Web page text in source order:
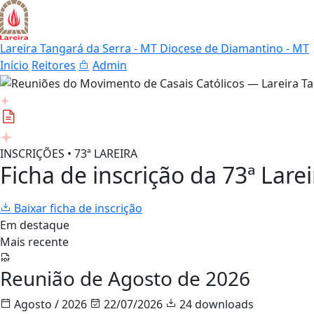
Lareira Tangará da Serra - MT Diocese de Diamantino - MT
Início Reitores Admin
INSCRIÇÕES • 73ª LAREIRA
Ficha de inscrição da 73ª
Baixar ficha de inscrição
Em destaque
Mais recente
Reunião de Agosto de 2026
Agosto / 2026 22/07/2026
24 downloads